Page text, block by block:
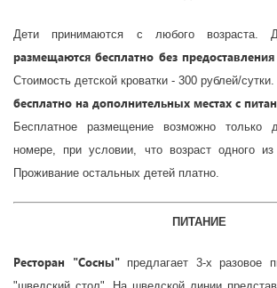
Дети принимаются с любого возраста.
размещаются бесплатно без
Стоимость детской кроватки - 300 рублей/
бесплатно на дополнительных местах с
Бесплатное размещение возможно
номере, при условии, что возраст одного
Проживание остальных детей платно.
ПИТАНИЕ
Ресторан "Сосны"предлагает 3-х разовое